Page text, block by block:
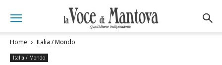
Home Italia / Mondo
Italia / Mondo